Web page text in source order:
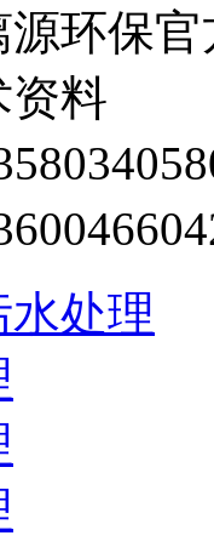
环保
资料
处理